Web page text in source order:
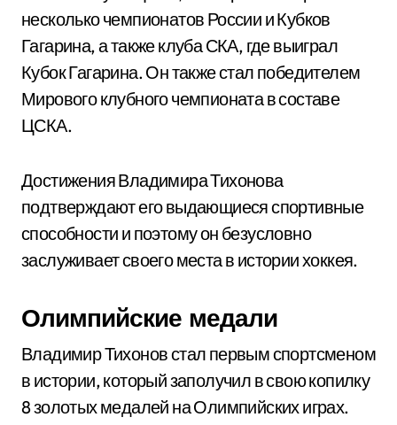
несколько чемпионатов России и Кубков
Гагарина, а также клуба СКА, где выиграл
Кубок Гагарина. Он также стал победителем
Мирового клубного чемпионата в составе
ЦСКА.
Достижения Владимира Тихонова
подтверждают его выдающиеся спортивные
способности и поэтому он безусловно
заслуживает своего места в истории хоккея.
Олимпийские медали
Владимир Тихонов стал первым спортсменом
в истории, который заполучил в свою копилку
8 золотых медалей на Олимпийских играх.